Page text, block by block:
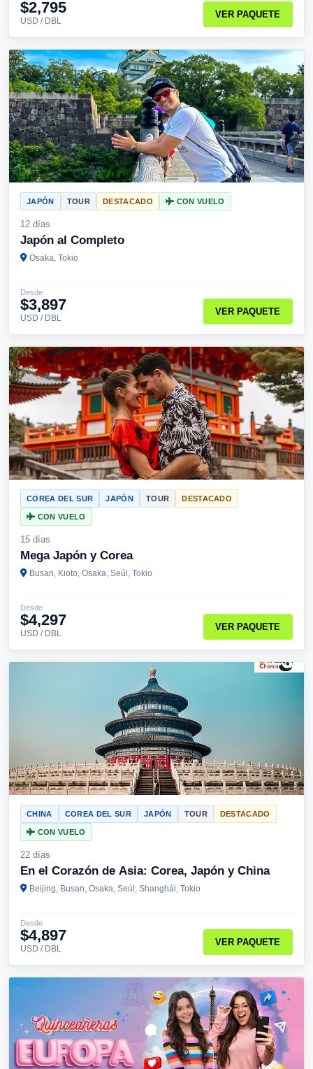
$2,795
USD / DBL
VER PAQUETE
JAPÓN TOUR DESTACADO CON VUELO
12 días
Japón al Completo
Osaka, Tokio
Desde
$3,897
USD / DBL
VER PAQUETE
COREA DEL SUR JAPÓN TOUR DESTACADO
CON VUELO
15 días
Mega Japón y Corea
Busan, Kioto, Osaka, Seúl, Tokio
Desde
$4,297
USD / DBL
VER PAQUETE
CHINA COREA DEL SUR JAPÓN TOUR DESTACADO
CON VUELO
22 días
En el Corazón de Asia: Corea, Japón y China
Beijing, Busan, Osaka, Seúl, Shanghái, Tokio
Desde
$4,897
USD / DBL
VER PAQUETE